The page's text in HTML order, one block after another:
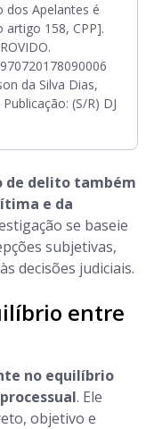
dos Apelantes é
artigo 158, CPP].
da Silva Dias,
(S/R) DJ
de delito também
e da
se baseie
subjetivas,
decisões judiciais.
entre
no equilíbrio
. Ele
objetivo e